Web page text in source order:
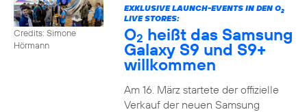
Credits: Simone
Hörmann
EXKLUSIVE LAUNCH-EVENTS IN DEN O2
LIVE STORES:
O2 heißt das Samsung
Galaxy S9 und S9+
willkommen
Am 16. März startete der offizielle
Verkauf der neuen Samsung